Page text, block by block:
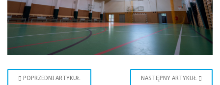
POPRZEDNI ARTYKUŁ NASTĘPNY ARTYKUŁ